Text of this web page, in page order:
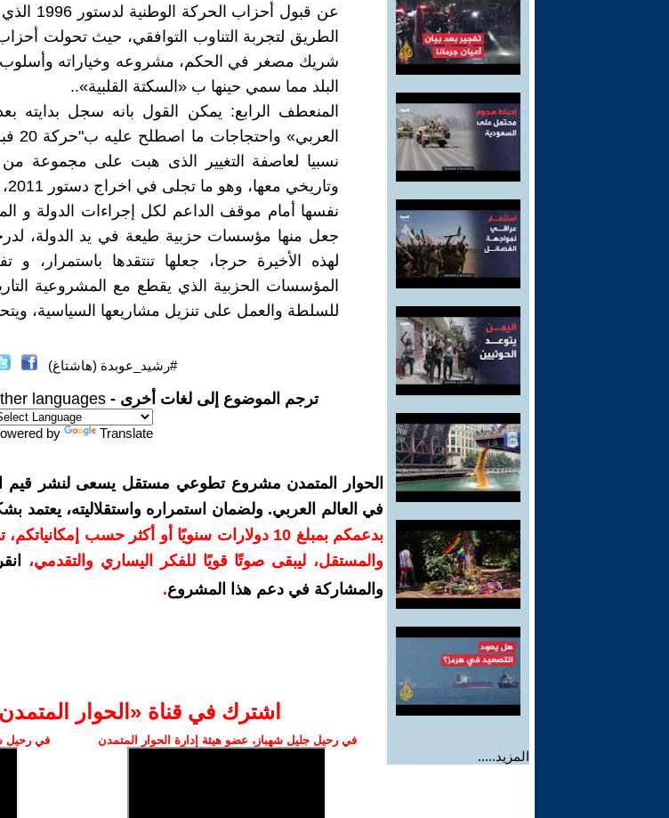
المزيد.....
عن قبول
الطريق لتجربة التناوب التوافقي، حيث تحولت
شريك مصغر في الحكم، مشروعه وخياراته وأسلوب
البلد مما سمي حينها ب «السكتة القلبية»..
المنعطف الرابع: يمكن القول بانه سجل بدايته
نسبيا لعاصفة التغيير الذى هبت على مجموعة من
نفسها أمام موقف الداعم لكل إجراءات الدولة و
جعل منها مؤسسات حزبية طيعة في يد الدولة،
لهذه الأخيرة حرجا، جعلها تنتقدها
المؤسسات الحزبية الذي يقطع مع المشروعية
للسلطة والعمل على تنزيل مشاريعها السياسية،
#رشيد_عوبدة (هاشتاغ)
ترجم الموضوع إلى لغات أخرى - languages
by Translate
الحوار المتمدن مشروع تطوعي مستقل يسعى لنشر قيم
في العالم العربي. ولضمان استمراره واستقلاليته،
بدعمكم بمبلغ 10 دولارات سنويًا أو أكثر حسب
والمستقل، ليبقى صوتًا قويًا للفكر اليساري والتقدمي،
والمشاركة في دعم هذا المشروع.
اشترك في قناة ‫«الحوار
في رحيل جليل شهباز، عضو هيئة إدارة الحوار المتمدن في رحيل